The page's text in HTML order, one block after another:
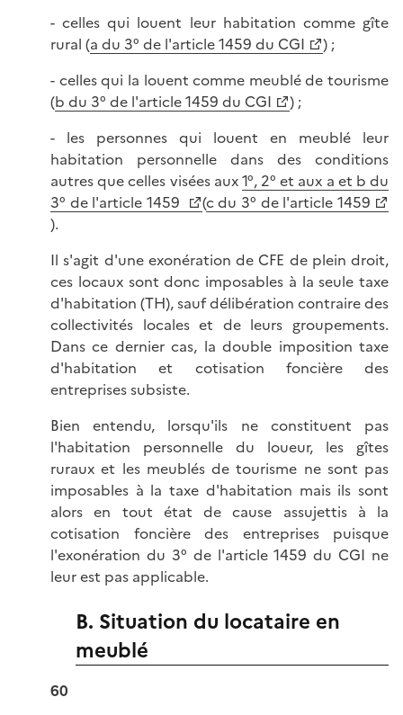
- celles qui louent leur habitation comme gîte
rural (a du 3° de l'article 1459 du CGI
) ;
- celles qui la louent comme meublé de tourisme
(b du 3° de l'article 1459 du CGI
) ;
- les personnes qui louent en meublé leur
habitation personnelle dans des conditions
autres que celles visées aux1°, 2° et aux a et b du
3° de l'article 1459
(c du 3° de l'article 1459
).
Il s'agit d'une exonération de CFE de plein droit,
ces locaux sont donc imposables à la seule taxe
d'habitation (TH), sauf délibération contraire des
collectivités locales et de leurs groupements.
Dans ce dernier cas, la double imposition taxe
d'habitation et cotisation foncière des
entreprises subsiste.
Bien entendu, lorsqu'ils ne constituent pas
l'habitation personnelle du loueur, les gîtes
ruraux et les meublés de tourisme ne sont pas
imposables à la taxe d'habitation mais ils sont
alors en tout état de cause assujettis à la
cotisation foncière des entreprises puisque
l'exonération du 3° de l'article 1459 du CGI ne
leur est pas applicable.
B. Situation du locataire en
meublé
60